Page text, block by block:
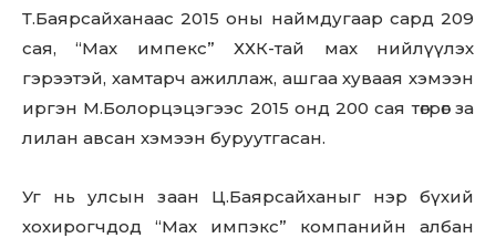
Т.Баярсайханаас 2015 оны наймдугаар сард 209
сая, “Мах импекс” ХХК-тай мах нийлүүлэх
гэрээтэй, хамтарч ажиллаж, ашгаа хуваая хэмээн
иргэн М.Болорцэцэгээс 2015 онд 200 сая төгрөг за
лилан авсан хэмээн буруутгасан.
Уг нь улсын заан Ц.Баярсайханыг нэр бүхий
хохирогчдод “Мах импэкс” компанийн албан